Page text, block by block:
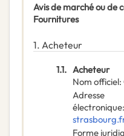
Avis de marché ou de
Fournitures
1. Acheteur
1.1. Acheteur
Nom officiel:
Adresse
électronique:
Forme